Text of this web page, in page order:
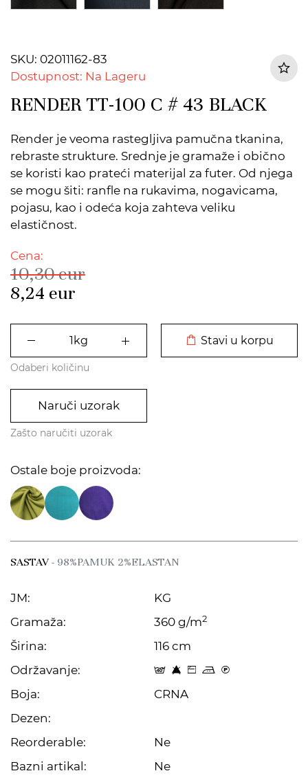
SKU: 02011162-83
Dostupnost: Na Lageru
RENDER TT-100 C # 43 BLACK
Render je veoma rastegljiva pamučna tkanina,
rebraste strukture. Srednje je gramaže i obično
se koristi kao prateći materijal za futer. Od njega
se mogu šiti: ranfle na rukavima, nogavicama,
pojasu, kao i odeća koja zahteva veliku
elastičnost.
Cena:
10,30eur
8,24 eur
Stavi u korpu
Odaberi količinu
Naruči uzorak
Zašto naručiti uzorak
Ostale boje proizvoda:
SASTAV- 98%PAMUK 2%ELASTAN
JM:
KG
Gramaža:
360 g/m2
Širina:
116 cm
Održavanje:
t 8 Z p C
Boja:
CRNA
Dezen:
Reorderable:
Ne
Bazni artikal:
Ne